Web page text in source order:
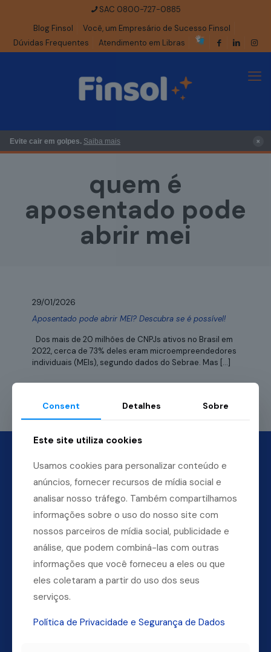
SAC 0800-727-0885
Blog Finsol
Você, um Empresário de Sucesso Finsol
Dúvidas Frequentes
Atendimento em Libras
Evite cair em golpes. Saiba mais ×
quem é
aposentado pode
abrir mei
29/01/2026
Aposentado pode abrir MEI? Descubra se é possível!
Dos mais de 20 milhões de CNPJs ativos no Brasil em
2022, cerca de 73% deles eram microempreendedores
individuais (MEIs), segundo dados do Sebrae. Mas […]
Dúvidas? Ligue para a nossa central.
Consent Detalhes Sobre
Este site utiliza cookies
Usamos cookies para personalizar conteúdo e
anúncios, fornecer recursos de mídia social e
analisar nosso tráfego. Também compartilhamos
informações sobre o uso do nosso site com
nossos parceiros de mídia social, publicidade e
análise, que podem combiná-las com outras
informações que você forneceu a eles ou que
eles coletaram a partir do uso dos seus
serviços.
Política de Privacidade e Segurança de Dados